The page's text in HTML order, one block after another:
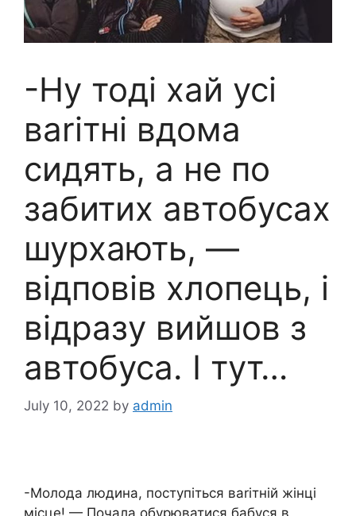
-Ну тоді хай усі
ваrітні вдома
сидять, а не по
забитих автобусах
шурхають, —
відповів хлопець, і
відразу вийшов з
автобуса. І тут…
July 10, 2022 by admin
-Молода людина, поступіться вarітній жінці